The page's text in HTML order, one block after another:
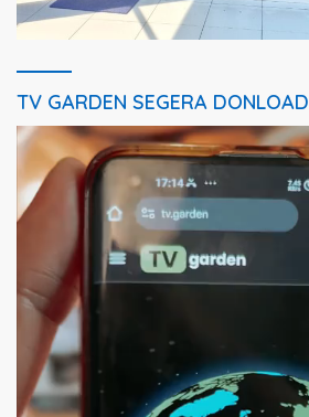
TV GARDEN SEGERA DONLOAD
Pemutar
Video